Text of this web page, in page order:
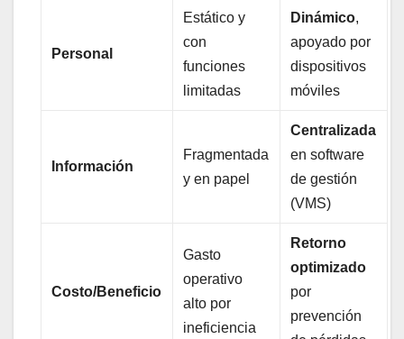
Personal
Estático y
con
funciones
limitadas
Dinámico,
apoyado por
dispositivos
móviles
Información
Fragmentada
y en papel
Centralizada
en software
de gestión
(VMS)
Costo/Beneficio
Gasto
operativo
alto por
ineficiencia
Retorno
optimizado
por
prevención